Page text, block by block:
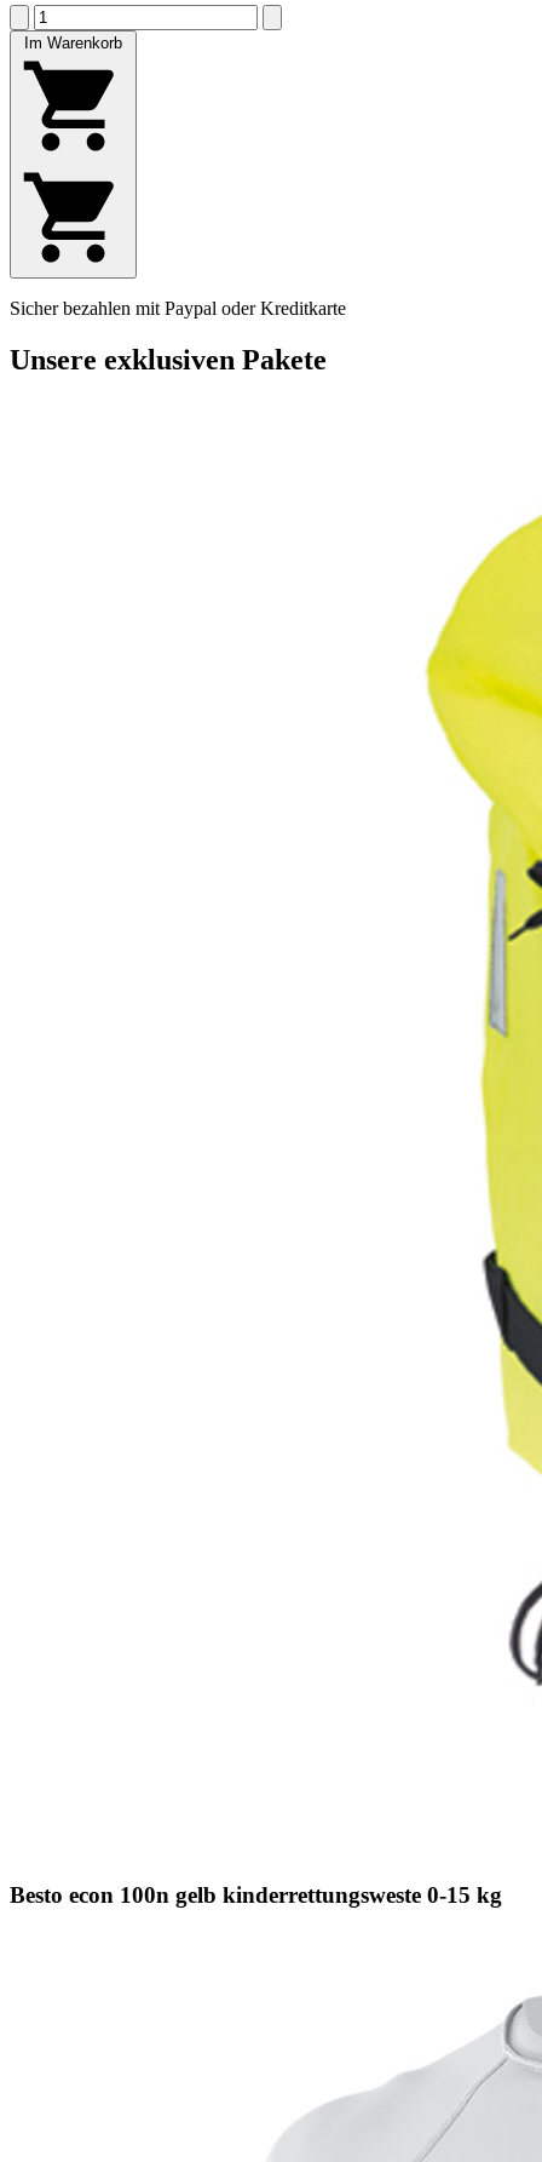
Im Warenkorb
Sicher bezahlen mit Paypal oder Kreditkarte
Unsere exklusiven Pakete
Besto econ 100n gelb kinderrettungsweste 0-15 kg